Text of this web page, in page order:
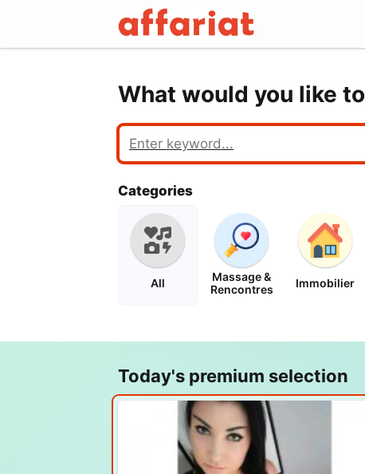
What would you like to
Categories
All
Massage &
Rencontres
Immobilier
Today's premium selection